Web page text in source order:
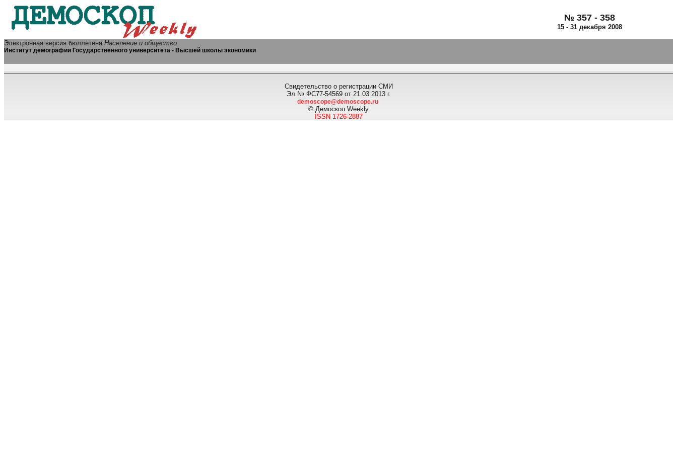
№ 357 - 358
15 - 31 декабря 2008
Электронная версия бюллетеня Население и общество
Институт демографии Государственного университета - Высшей школы экономики
Свидетельство о регистрации СМИ
Эл № ФС77-54569 от 21.03.2013 г.
demoscope@demoscope.ru
© Демоскоп Weekly
ISSN 1726-2887